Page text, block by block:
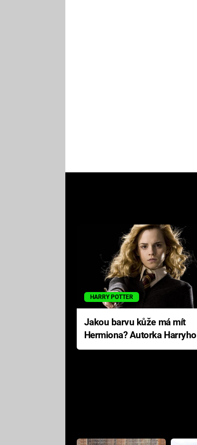
HARRY POTTER
Jakou barvu kůže má mít
Hermiona? Autorka Harryho
Pottera přišla s ráznou